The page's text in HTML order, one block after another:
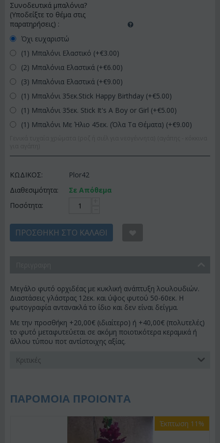
Συνοδευτικά μπαλόνια?
(Υποδείξτε το θέμα στις
παρατηρήσεις) :
Όχι ευχαριστώ
(1) Μπαλόνι Ελαστικό (+€3.00)
(2) Μπαλόνια Ελαστικά (+€6.00)
(3) Μπαλόνια Ελαστικά (+€9.00)
(1) Μπαλόνι 35εκ.Stick Happy Birthday (+€5.00)
(1) Μπαλόνι 35εκ. Stick It's A Boy or Girl (+€5.00)
(1) Μπαλόνι Με Ήλιο 45εκ. (Όλα Τα Θέματα) (+€9.00)
ΚΩΔΙΚΟΣ:
Plor42
Διαθεσιμότητα:
Σε Απόθεμα
Ποσότητα:
ΠΡΟΣΘΉΚΗ ΣΤΟ ΚΑΛΆΘΙ
Μεγάλο φυτό ορχιδέας με κυκλική ανάπτυξη λουλουδιών.
Διαστάσεις γλάστρας 12εκ. και ύψος φυτού 50-60εκ. Η
φωτογραφία αντανακλά το ίδιο και δεν είναι δείγμα.
Με την προσθήκη +20,00€ (ιδιαίτερο) ή +40,00€ (πολυτελές)
το φυτό μεταφυτεύεται σε ακόμη ποιοτικότερα κεραμικά ή
άλλου τύπου ποτ αντίστοιχης αξίας.
Κριτικές
ΠΑΡΟΜΟΙΑ ΠΡΟΙΟΝΤΑ
Έκπτωση 11%